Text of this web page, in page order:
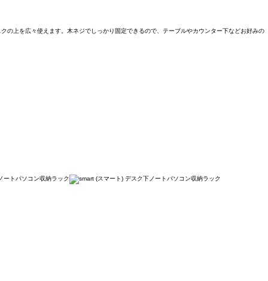
上を広々使えます。木ネジでしっかり固定できるので、テーブルやカウンター下などお好みの